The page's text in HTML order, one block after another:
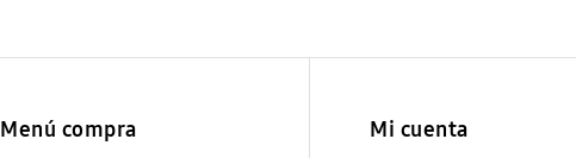
Menú compra Mi cuenta